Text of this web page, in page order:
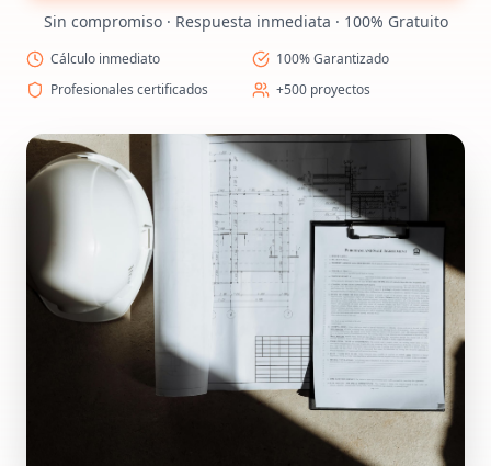
Sin compromiso · Respuesta inmediata · 100% Gratuito
Cálculo inmediato
100% Garantizado
Profesionales certificados
+500 proyectos